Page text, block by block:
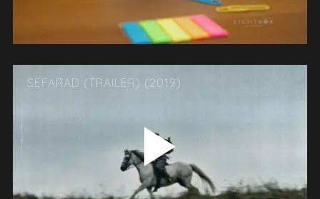
SEFARAD (TRAILER) (2019)